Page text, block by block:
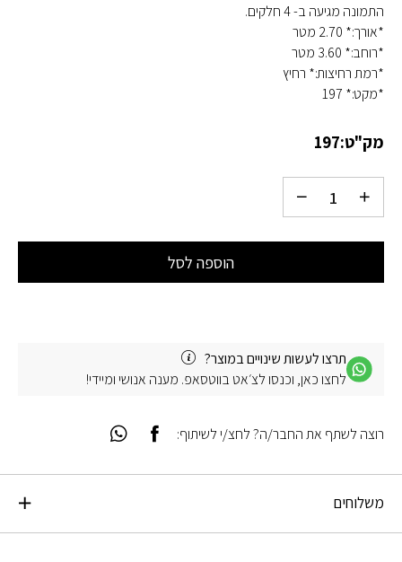
התמונה מגיעה ב- 4 חלקים.
*אורך:* 2.70 מטר
*רוחב:* 3.60 מטר
*רמת רחיצות:* רחיץ
*מקט:* 197
מק"ט:197
הוספה לסל
תרצו לעשות שינויים במוצר?
לחצו כאן, וכנסו לצ׳אט בווטסאפ. מענה אנושי ומיידי!
משלוחים
רוצה לשתף את החבר/ה? לחצ/י לשיתוף: